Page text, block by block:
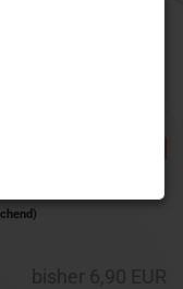
bisher 6,90 EUR